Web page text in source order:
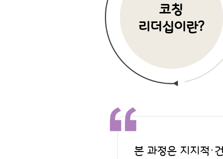
코칭
리더십이란?
본 과정은 지지적·